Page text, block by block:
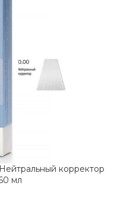
корректор
мл